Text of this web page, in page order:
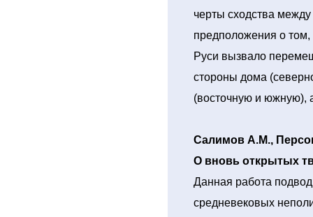
черты сходства
предположения о том,
Руси вызвало
стороны дома
(восточную и южную),
Салимов А.М.,
О вновь открытых
Данная работа
средневековых